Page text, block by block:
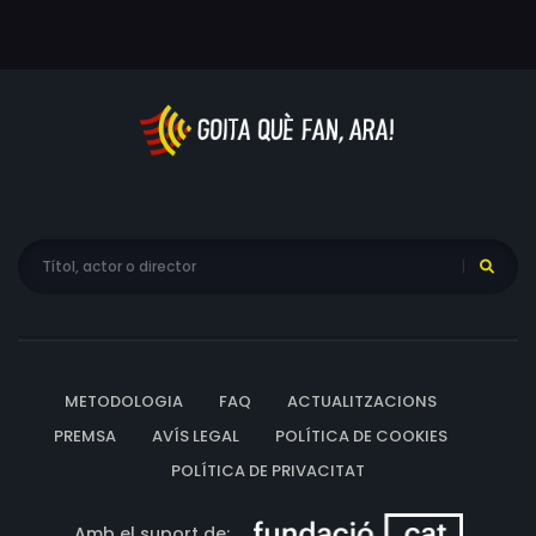
METODOLOGIA FAQ
ACTUALITZACIONS
PREMSA
AVÍS LEGAL
POLÍTICA DE COOKIES
POLÍTICA DE PRIVACITAT